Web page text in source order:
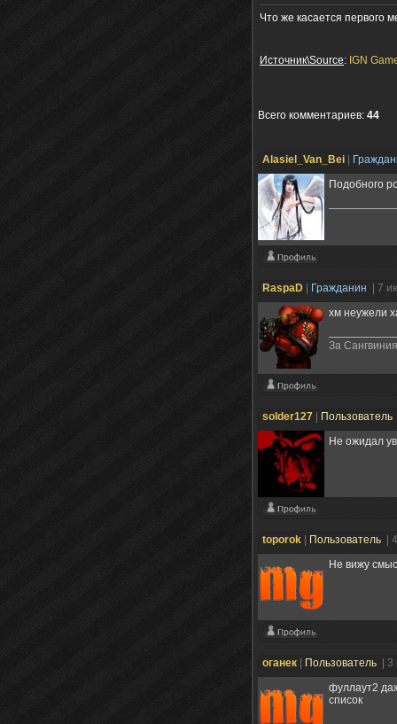
Что же касается первого
Источник\Source: IGN
Всего комментариев: 44
Alasiel_Van_Bei
Подобного
RaspaD Гражданин
| 7
хм неужели
За
solder127 Пользователь
Не ожидал
toporok Пользователь
|
Не вижу
оганек Пользователь
|
фуллаут2
список